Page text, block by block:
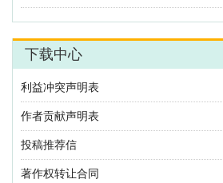
利益冲突声明表
作者贡献声明表
投稿推荐信
著作权转让合同